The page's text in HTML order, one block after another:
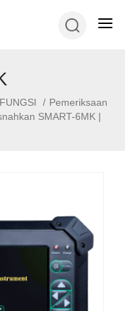
/ Pemeriksaan
SMART-6MK |